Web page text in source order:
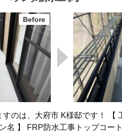
すのは、大府市 K様邸です！ 【
名 】 FRP防水工事トップコー